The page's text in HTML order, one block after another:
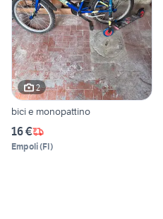
2
bici e monopattino
16 €
Empoli(FI)